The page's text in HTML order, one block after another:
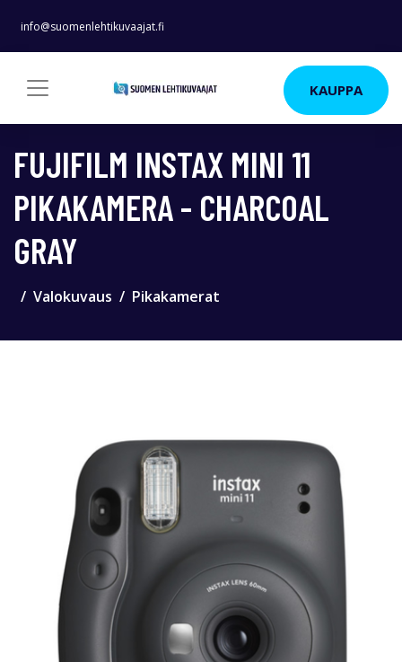
info@suomenlehtikuvaajat.fi
KAUPPA
FUJIFILM INSTAX MINI 11
PIKAKAMERA - CHARCOAL
GRAY
Valokuvaus Pikakamerat